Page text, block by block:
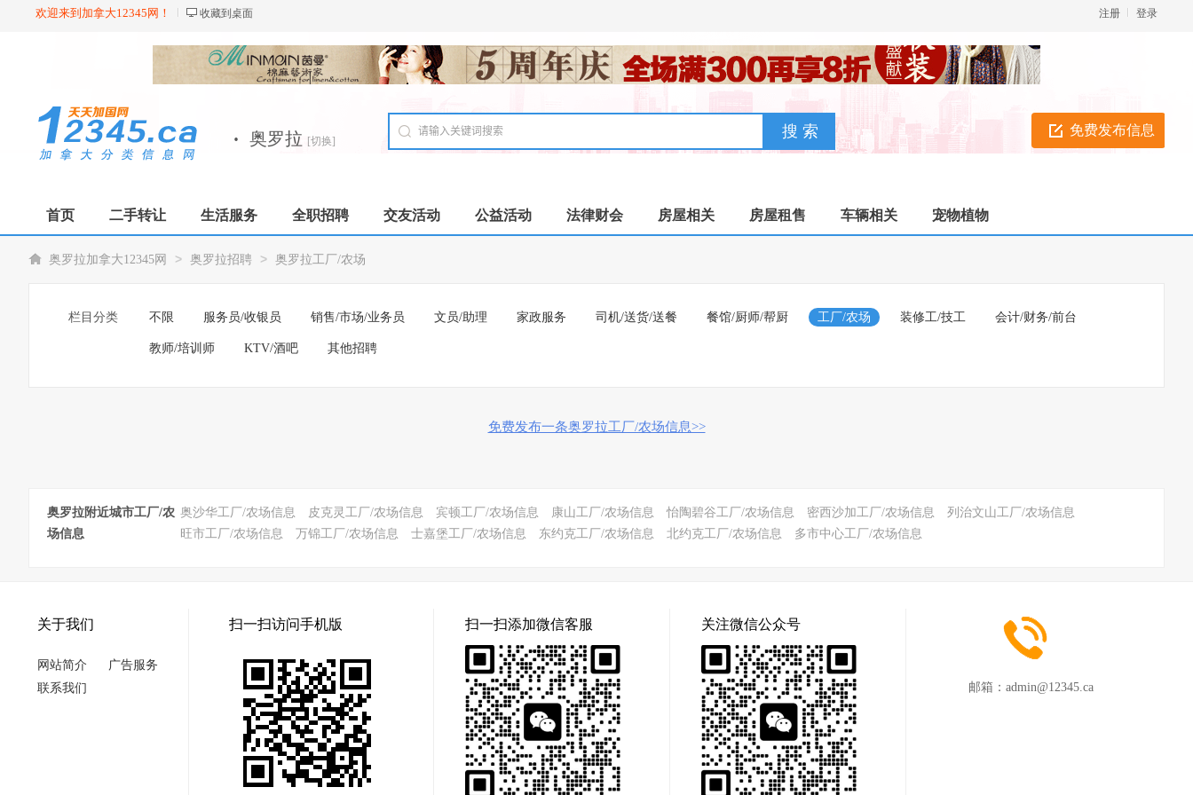
欢迎来到加拿大12345网！ 收藏到桌面 登录
注册
免费发布信息
· 奥罗拉 [切换]
首页 二手转让 生活服务 全职招聘 交友活动 公益活动 法律财会 房屋相关 房屋租售 车辆相关 宠物植物
奥罗拉加拿大12345网 > 奥罗拉招聘 > 奥罗拉工厂/农场
栏目分类 不限 服务员/收银员 销售/市场/业务员 文员/助理 家政服务 司机/送货/送餐 餐馆/厨师/帮厨 工厂/农场 装修工/技工 会计/财务/前台
教师/培训师 KTV/酒吧 其他招聘
免费发布一条奥罗拉工厂/农场信息>>
奥罗拉附近城市工厂/农
场信息
奥沙华工厂/农场信息 皮克灵工厂/农场信息 宾顿工厂/农场信息 康山工厂/农场信息 怡陶碧谷工厂/农场信息 密西沙加工厂/农场信息
列治文山工厂/农场信息
旺市工厂/农场信息
万锦工厂/农场信息 士嘉堡工厂/农场信息 东约克工厂/农场信息 北约克工厂/农场信息 多市中心工厂/农场信息
关于我们
网站简介
广告服务
联系我们
扫一扫访问手机版 扫一扫添加微信客服 关注微信公众号
邮箱： admin@12345.ca